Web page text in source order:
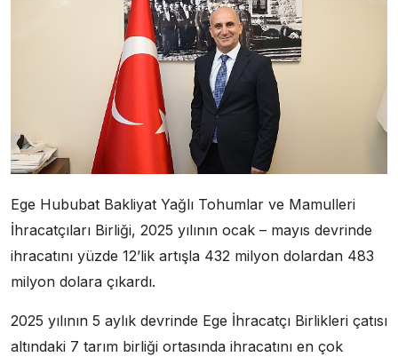
Ege Hububat Bakliyat Yağlı Tohumlar ve Mamulleri
İhracatçıları Birliği, 2025 yılının ocak – mayıs devrinde
ihracatını yüzde 12’lik artışla 432 milyon dolardan 483
milyon dolara çıkardı.
2025 yılının 5 aylık devrinde Ege İhracatçı Birlikleri çatısı
altındaki 7 tarım birliği ortasında ihracatını en çok